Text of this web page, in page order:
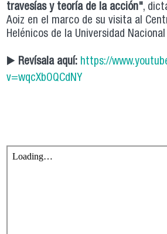
travesías y teoría de la acción",
Aoiz en el marco de su visita al
Helénicos de la Universidad
▶️ Revísala aquí: https://
v=wqcXbOQCdNY